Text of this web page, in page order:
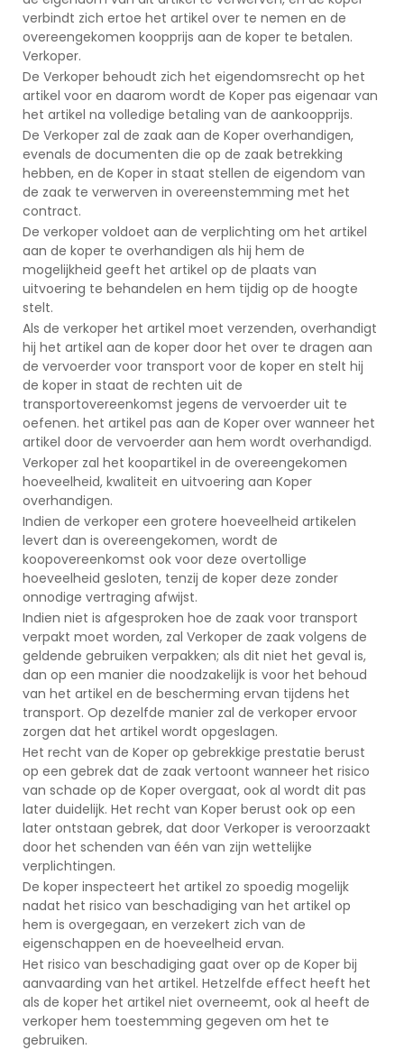
verbindt zich ertoe het artikel over te nemen en de
overeengekomen koopprijs aan de koper te betalen.
Verkoper.
De Verkoper behoudt zich het eigendomsrecht op het
artikel voor en daarom wordt de Koper pas eigenaar van
het artikel na volledige betaling van de aankoopprijs.
De Verkoper zal de zaak aan de Koper overhandigen,
evenals de documenten die op de zaak betrekking
hebben, en de Koper in staat stellen de eigendom van
de zaak te verwerven in overeenstemming met het
contract.
De verkoper voldoet aan de verplichting om het artikel
aan de koper te overhandigen als hij hem de
mogelijkheid geeft het artikel op de plaats van
uitvoering te behandelen en hem tijdig op de hoogte
stelt.
Als de verkoper het artikel moet verzenden, overhandigt
hij het artikel aan de koper door het over te dragen aan
de vervoerder voor transport voor de koper en stelt hij
de koper in staat de rechten uit de
transportovereenkomst jegens de vervoerder uit te
oefenen. het artikel pas aan de Koper over wanneer het
artikel door de vervoerder aan hem wordt overhandigd.
Verkoper zal het koopartikel in de overeengekomen
hoeveelheid, kwaliteit en uitvoering aan Koper
overhandigen.
Indien de verkoper een grotere hoeveelheid artikelen
levert dan is overeengekomen, wordt de
koopovereenkomst ook voor deze overtollige
hoeveelheid gesloten, tenzij de koper deze zonder
onnodige vertraging afwijst.
Indien niet is afgesproken hoe de zaak voor transport
verpakt moet worden, zal Verkoper de zaak volgens de
geldende gebruiken verpakken; als dit niet het geval is,
dan op een manier die noodzakelijk is voor het behoud
van het artikel en de bescherming ervan tijdens het
transport. Op dezelfde manier zal de verkoper ervoor
zorgen dat het artikel wordt opgeslagen.
Het recht van de Koper op gebrekkige prestatie berust
op een gebrek dat de zaak vertoont wanneer het risico
van schade op de Koper overgaat, ook al wordt dit pas
later duidelijk. Het recht van Koper berust ook op een
later ontstaan gebrek, dat door Verkoper is veroorzaakt
door het schenden van één van zijn wettelijke
verplichtingen.
De koper inspecteert het artikel zo spoedig mogelijk
nadat het risico van beschadiging van het artikel op
hem is overgegaan, en verzekert zich van de
eigenschappen en de hoeveelheid ervan.
Het risico van beschadiging gaat over op de Koper bij
aanvaarding van het artikel. Hetzelfde effect heeft het
als de koper het artikel niet overneemt, ook al heeft de
verkoper hem toestemming gegeven om het te
gebruiken.